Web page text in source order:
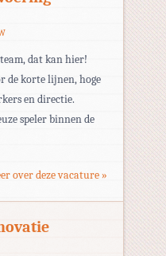
dat kan hier!
de korte lijnen, hoge
en directie.
speler binnen de
over deze vacature »